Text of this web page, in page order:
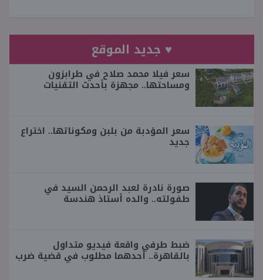
♥ جديد الموقع
سعر فيلا محمد صلاح في طرابزون
ومساحتها.. مجهزة بأحدث التقنيات
سعر المؤدبة من بلبن ومكوناتها.. اختراع
جديد
صورة نادرة لعبد الرحمن السيد في
طفولته.. والده أستاذ هندسة
ضبط طرفي واقعة فيديو متداول
بالقاهرة.. أحدهما مطلوب في قضية ضرب